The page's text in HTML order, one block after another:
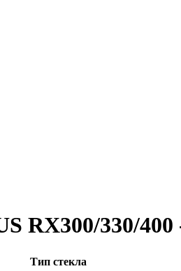
RX300/330/400
Тип стекла